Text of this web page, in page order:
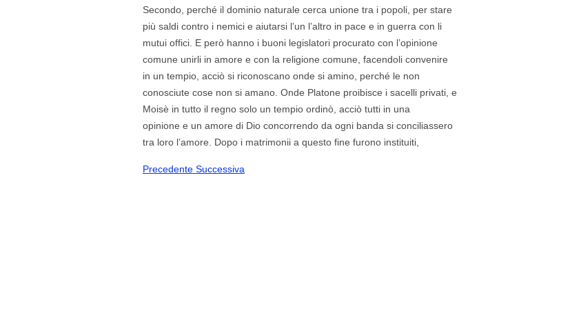
Secondo, perché il dominio naturale cerca unione tra i popoli, per stare
più saldi contro i nemici e aiutarsi l’un l’altro in pace e in guerra con li
mutui offici. E però hanno i buoni legislatori procurato con l’opinione
comune unirli in amore e con la religione comune, facendoli convenire
in un tempio, acciò si riconoscano onde si amino, perché le non
conosciute cose non si amano. Onde Platone proibisce i sacelli privati, e
Moisè in tutto il regno solo un tempio ordinò, acciò tutti in una
opinione e un amore di Dio concorrendo da ogni banda si conciliassero
tra loro l’amore. Dopo i matrimonii a questo fine furono instituiti,
Precedente Successiva